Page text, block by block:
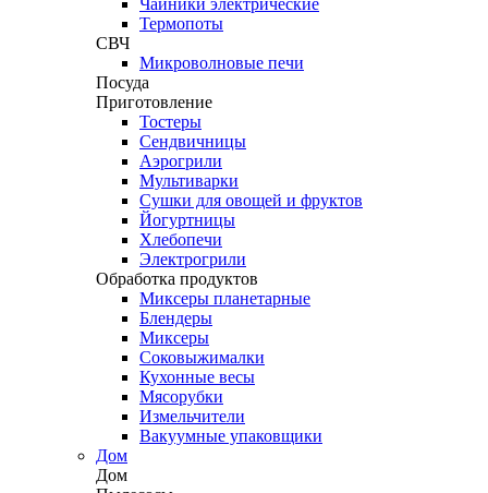
Чайники электрические
Термопоты
СВЧ
Микроволновые печи
Посуда
Приготовление
Тостеры
Сендвичницы
Аэрогрили
Мультиварки
Сушки для овощей и фруктов
Йогуртницы
Хлебопечи
Электрогрили
Обработка продуктов
Миксеры планетарные
Блендеры
Миксеры
Соковыжималки
Кухонные весы
Мясорубки
Измельчители
Вакуумные упаковщики
Дом
Дом